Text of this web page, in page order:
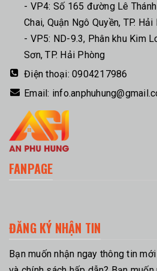
- VP4: Số 165 đường Lê
Chai, Quận Ngô Quyền, TP. Hải
- VP5: ND-9.3, Phân khu Kim
Sơn, TP. Hải Phòng
Điện thoại: 0904217986
Email:
FANPAGE
ĐĂNG KÝ NHẬN TIN
Bạn muốn nhận ngay thông tin